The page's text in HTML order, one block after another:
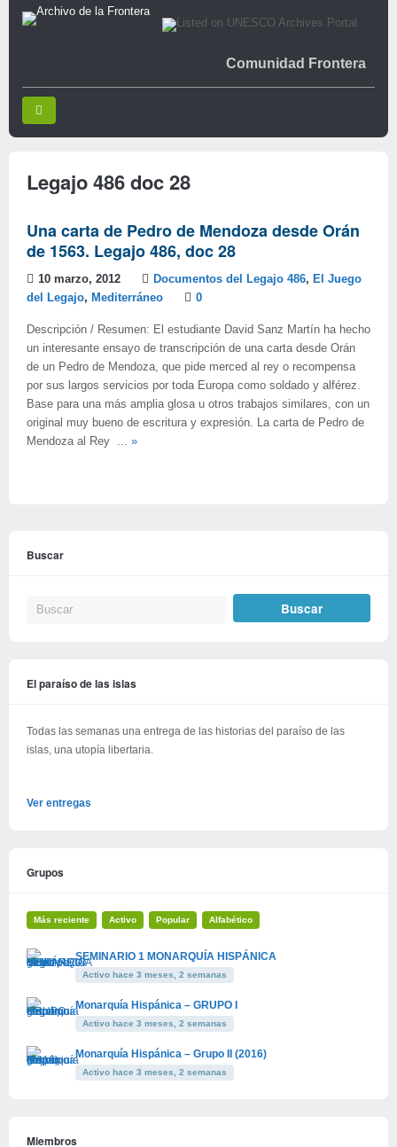
Comunidad Frontera
Legajo 486 doc 28
Una carta de Pedro de Mendoza desde Orán
de 1563. Legajo 486, doc 28
10 marzo, 2012 Documentos del Legajo 486, El Juego
del Legajo, Mediterráneo 0
Descripción / Resumen: El estudiante David Sanz Martín ha hecho
un interesante ensayo de transcripción de una carta desde Orán
de un Pedro de Mendoza, que pide merced al rey o recompensa
por sus largos servicios por toda Europa como soldado y alférez.
Base para una más amplia glosa u otros trabajos similares, con un
original muy bueno de escritura y expresión. La carta de Pedro de
Mendoza al Rey ... »
Buscar
El paraíso de las islas
Todas las semanas una entrega de las historias del paraíso de las
islas, una utopía libertaria.
Ver entregas
Grupos
Más reciente Activo Popular Alfabético
SEMINARIO 1 MONARQUÍA HISPÁNICA
Activo hace 3 meses, 2 semanas
Monarquía Hispánica – GRUPO I
Activo hace 3 meses, 2 semanas
Monarquía Hispánica – Grupo II (2016)
Activo hace 3 meses, 2 semanas
Miembros